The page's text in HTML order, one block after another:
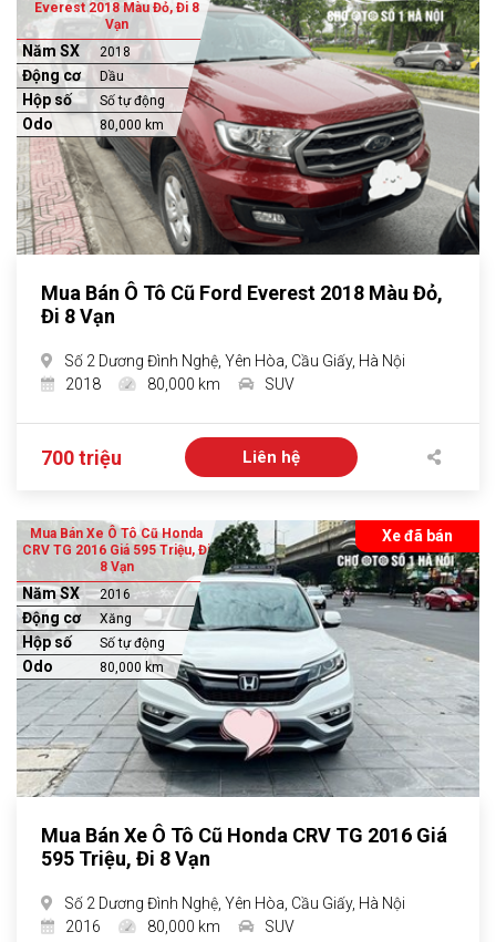
Everest 2018 Màu Đỏ, Đi 8
Vạn
Năm SX 2018
Động cơ Dầu
Hộp số Số tự động
Odo 80,000 km
Mua Bán Ô Tô Cũ Ford Everest 2018 Màu Đỏ,
Đi 8 Vạn
Số 2 Dương Đình Nghệ, Yên Hòa, Cầu Giấy, Hà Nội
2018
80,000 km SUV
700 triệu Liên hệ
Xe đã bán
Mua Bán Xe Ô Tô Cũ Honda
CRV TG 2016 Giá 595 Triệu, Đi
8 Vạn
Năm SX 2016
Động cơ Xăng
Hộp số Số tự động
Odo 80,000 km
Mua Bán Xe Ô Tô Cũ Honda CRV TG 2016 Giá
595 Triệu, Đi 8 Vạn
Số 2 Dương Đình Nghệ, Yên Hòa, Cầu Giấy, Hà Nội
2016
80,000 km SUV